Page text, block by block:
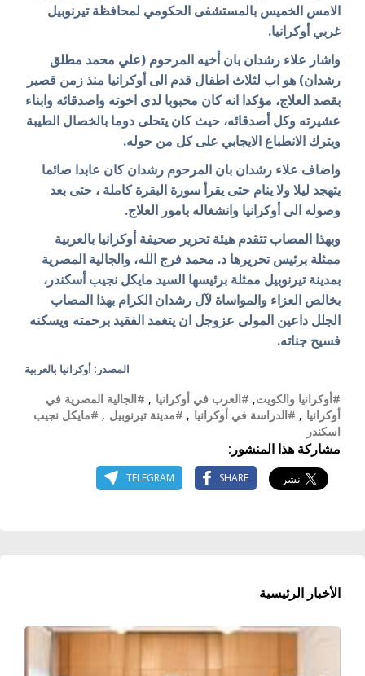
الامس الخميس بالمستشفى الحكومي لمحافظة تيرنوبيل
غربي أوكرانيا.
واشار علاء رشدان بان أخيه المرحوم (علي محمد مطلق
رشدان) هو اب لثلاث اطفال قدم الى أوكرانيا منذ زمن قصير
بقصد العلاج، مؤكدا انه كان محبوبا لدى اخوته واصدقائه وابناء
عشيرته وكل أصدقائه، حيث كان يتحلى دوما بالخصال الطيبة
ويترك الانطباع الايجابي على كل من حوله.
واضاف علاء رشدان بان المرحوم رشدان كان عابدا صائما
يتهجد ليلا ولا ينام حتى يقرأ سورة البقرة كاملة ، حتى بعد
وصوله الى أوكرانيا وانشغاله بامور العلاج.
وبهذا المصاب تتقدم هيئة تحرير صحيفة أوكرانيا بالعربية
ممثلة برئيس تحريرها د. محمد فرج الله، والجالية المصرية
بمدينة تيرنوبيل ممثلة برئيسها السيد مايكل نجيب أسكندر،
بخالص العزاء والمواساة لآل رشدان الكرام بهذا المصاب
الجلل داعين المولى عزوجل ان يتغمد الفقيد برحمته ويسكنه
فسيح جناته.
المصدر: أوكرانيا بالعربية
#أوكرانيا والكويت, #العرب في أوكرانيا , #الجالية المصرية في
أوكرانيا , #الدراسة في أوكرانيا , #مدينة تيرنوبيل , #مايكل نجيب
اسكندر
مشاركة هذا المنشور:
SHARE
TELEGRAM
الأخبار الرئيسية